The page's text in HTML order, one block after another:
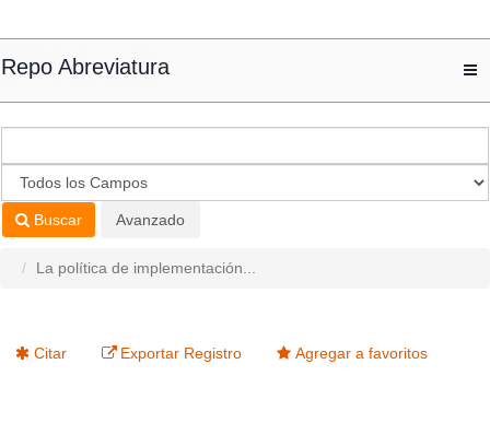
Repo Abreviatura
Buscar Avanzado
La política de implementación...
Citar Exportar Registro Agregar a favoritos